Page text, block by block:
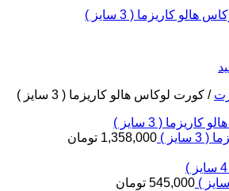
/ کورت لوکاس هالو کاریزما ( 3 سایز )
)
1,358,000 تومان
545,000 تومان